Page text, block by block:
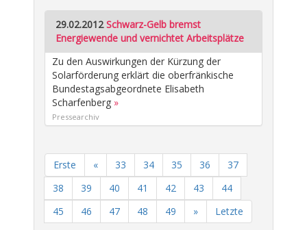
29.02.2012 Schwarz-Gelb bremst
Energiewende und vernichtet Arbeitsplätze
Zu den Auswirkungen der Kürzung der
Solarförderung erklärt die oberfränkische
Bundestagsabgeordnete Elisabeth
Scharfenberg »
Pressearchiv
Erste « 33 34 35 36
37
38
39 40 41 42 43
44
45
46 47 48 49 » Letzte